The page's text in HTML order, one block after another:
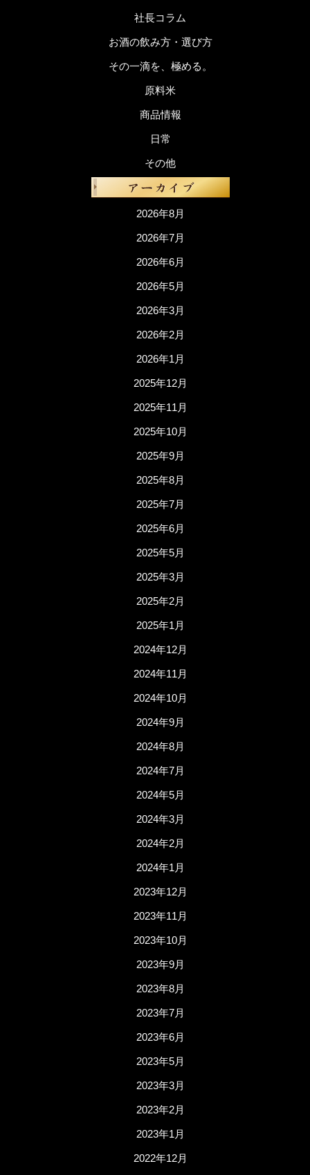
社長コラム
お酒の飲み方・選び方
その一滴を、極める。
原料米
商品情報
日常
その他
2026年8月
2026年7月
2026年6月
2026年5月
2026年3月
2026年2月
2026年1月
2025年12月
2025年11月
2025年10月
2025年9月
2025年8月
2025年7月
2025年6月
2025年5月
2025年3月
2025年2月
2025年1月
2024年12月
2024年11月
2024年10月
2024年9月
2024年8月
2024年7月
2024年5月
2024年3月
2024年2月
2024年1月
2023年12月
2023年11月
2023年10月
2023年9月
2023年8月
2023年7月
2023年6月
2023年5月
2023年3月
2023年2月
2023年1月
2022年12月